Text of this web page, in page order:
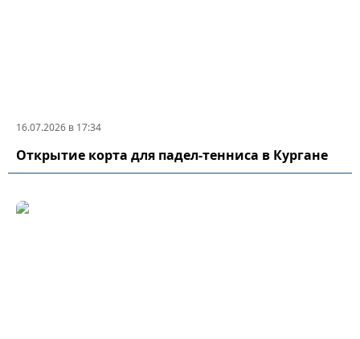
16.07.2026 в 17:34
Открытие корта для падел-тенниса в Кургане